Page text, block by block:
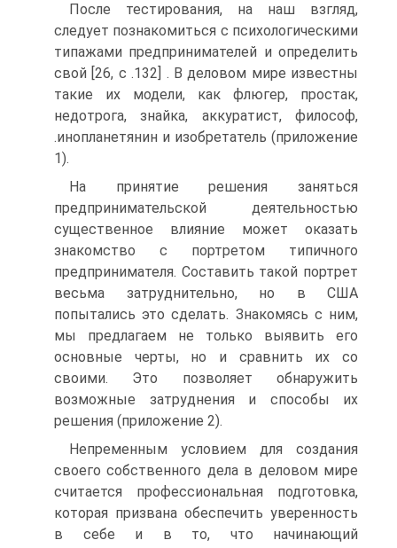
После тестирования, на наш взгляд,
следует познакомиться с психологическими
типажами предпринимателей и определить
свой [26, с .132] . В деловом мире известны
такие их модели, как флюгер, простак,
недотрога, знайка, аккуратист, философ,
.инопланетянин и изобретатель (приложение
1).
На принятие решения заняться
предпринимательской деятельностью
существенное влияние может оказать
знакомство с портретом типичного
предпринимателя. Составить такой портрет
весьма затруднительно, но в США
попытались это сделать. Знакомясь с ним,
мы предлагаем не только выявить его
основные черты, но и сравнить их со
своими. Это позволяет обнаружить
возможные затруднения и способы их
решения (приложение 2).
Непременным условием для создания
своего собственного дела в деловом мире
считается профессиональная подготовка,
которая призвана обеспечить уверенность
в себе и в то, что начинающий